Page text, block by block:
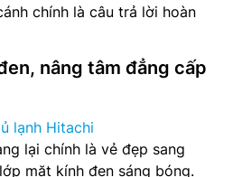
chính là câu trả lời hoàn
nâng tâm đẳng cấp
lạnh Hitachi
lại chính là vẻ đẹp sang
mặt kính đen sáng bóng.